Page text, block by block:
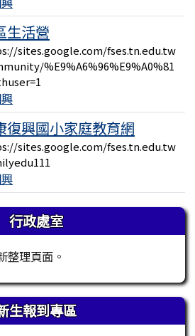
生活營
sites.google.com/fses.tn.edu.tw
%E9%A6%96%E9%A0%81
復興國小家庭教育網
sites.google.com/fses.tn.edu.tw
行政處室
整理頁面。
生報到專區